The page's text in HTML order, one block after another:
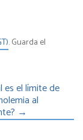
. Guarda el
es el límite de
al
→